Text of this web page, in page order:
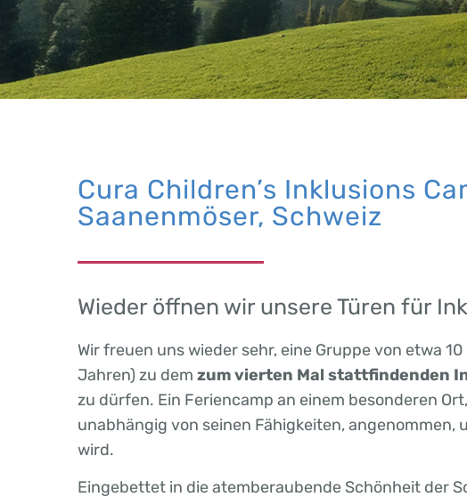
Cura Children’s Inklusions
Saanenmöser, Schweiz
Wieder öffnen wir unsere Türen für
Wir freuen uns wieder sehr, eine Gruppe von etwa
Jahren) zu dem zum vierten Mal stattfindenden
zu dürfen. Ein Feriencamp an einem besonderen
unabhängig von seinen Fähigkeiten,
wird.
Eingebettet in die atemberaubende Schönheit der